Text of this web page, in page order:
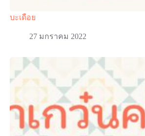
บะเดือย
27 มกราคม 2022